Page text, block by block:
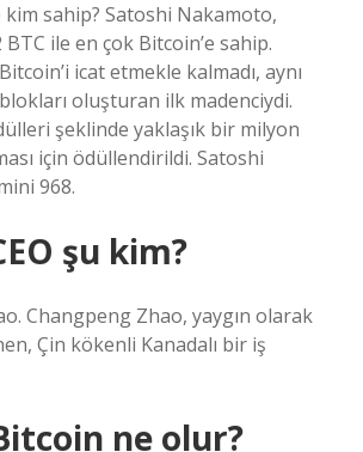
kim sahip? Satoshi Nakamoto,
ile en çok Bitcoin’e sahip.
icat etmekle kalmadı, aynı
oluşturan ilk madenciydi.
şeklinde yaklaşık bir milyon
için ödüllendirildi. Satoshi
968.
şu kim?
Changpeng Zhao, yaygın olarak
Çin kökenli Kanadalı bir iş
ne olur?